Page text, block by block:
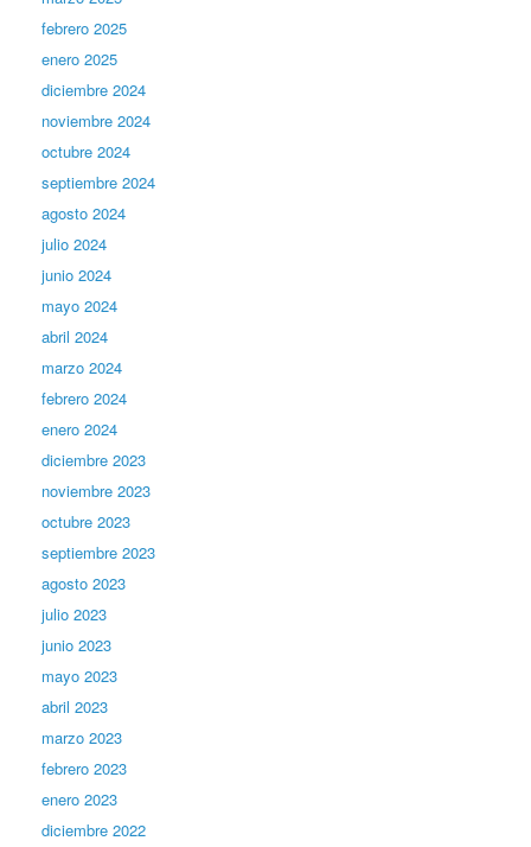
febrero 2025
enero 2025
diciembre 2024
noviembre 2024
octubre 2024
septiembre 2024
agosto 2024
julio 2024
junio 2024
mayo 2024
abril 2024
marzo 2024
febrero 2024
enero 2024
diciembre 2023
noviembre 2023
octubre 2023
septiembre 2023
agosto 2023
julio 2023
junio 2023
mayo 2023
abril 2023
marzo 2023
febrero 2023
enero 2023
diciembre 2022